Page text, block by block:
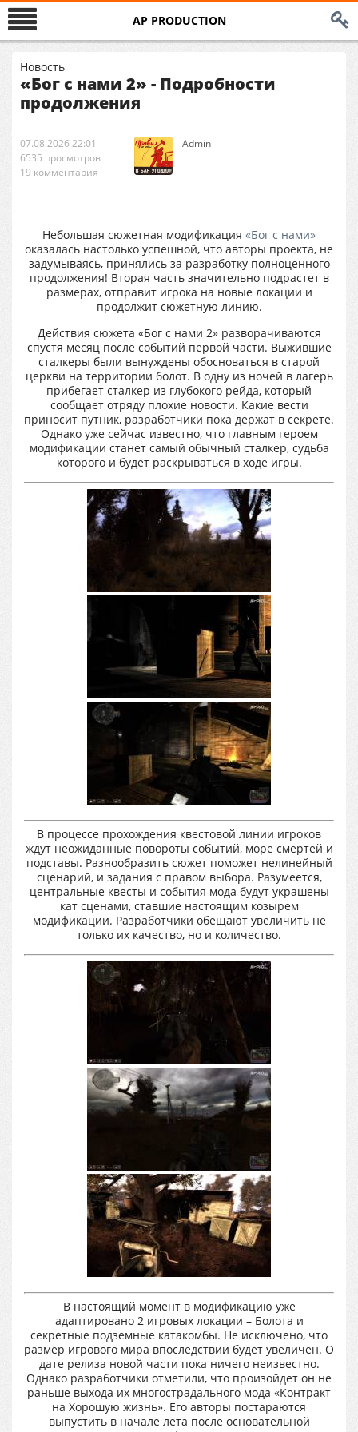
AP PRODUCTION
Новость
«Бог с нами 2» - Подробности
продолжения
07.08.2026 22:01
6535 просмотров
19 комментария
Аdmin
Небольшая сюжетная модификация «Бог с нами»
оказалась настолько успешной, что авторы проекта, не
задумываясь, принялись за разработку полноценного
продолжения! Вторая часть значительно подрастет в
размерах, отправит игрока на новые локации и
продолжит сюжетную линию.
Действия сюжета «Бог с нами 2» разворачиваются
спустя месяц после событий первой части. Выжившие
сталкеры были вынуждены обосноваться в старой
церкви на территории болот. В одну из ночей в лагерь
прибегает сталкер из глубокого рейда, который
сообщает отряду плохие новости. Какие вести
приносит путник, разработчики пока держат в секрете.
Однако уже сейчас известно, что главным героем
модификации станет самый обычный сталкер, судьба
которого и будет раскрываться в ходе игры.
В процессе прохождения квестовой линии игроков
ждут неожиданные повороты событий, море смертей и
подставы. Разнообразить сюжет поможет нелинейный
сценарий, и задания с правом выбора. Разумеется,
центральные квесты и события мода будут украшены
кат сценами, ставшие настоящим козырем
модификации. Разработчики обещают увеличить не
только их качество, но и количество.
В настоящий момент в модификацию уже
адаптировано 2 игровых локации – Болота и
секретные подземные катакомбы. Не исключено, что
размер игрового мира впоследствии будет увеличен. О
дате релиза новой части пока ничего неизвестно.
Однако разработчики отметили, что произойдет он не
раньше выхода их многострадального мода «Контракт
на Хорошую жизнь». Его авторы постараются
выпустить в начале лета после основательной